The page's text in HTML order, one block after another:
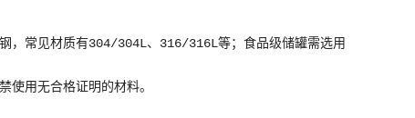
，常见材质有304/304L、316/316L等；食品级储罐需选用
使用无合格证明的材料。